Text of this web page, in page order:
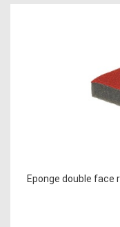
Eponge double face